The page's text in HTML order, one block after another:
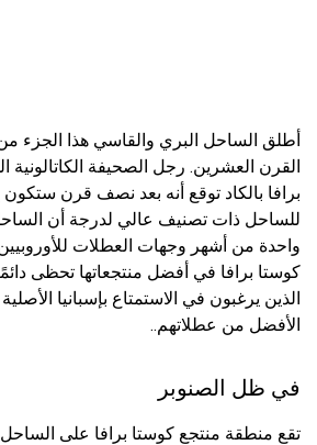
أطلق الساحل البري والقاسي هذا الجزء
القرن العشرين. رجل الصحيفة الكاتالونية
برافا بالكاد توقع أنه بعد نصف قرن ستكون
للساحل ذات تصنيف عالي لدرجة أن
واحدة من أشهر وجهات العطلات
كوستا برافا في أفضل منتجعاتها تحظى
الذين يرغبون في الاستمتاع بإسبانيا
الأفضل من عطلاتهم..
في ظل الصنوبر
تقع منطقة منتجع كوستا برافا على الساحل